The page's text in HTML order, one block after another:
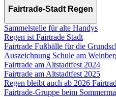
Fairtrade-Stadt Regen
Sammelstelle für alte Handys
Regen ist Fairtrade Stadt
Fairtrade Fußbälle für die
Auszeichnung Schule am
Fairtrade am Altstadtfest 2024
Fairtrade am Altstadtfest 2025
Regen bleibt auch ab 2026
Fairtrade-Gruppe beim